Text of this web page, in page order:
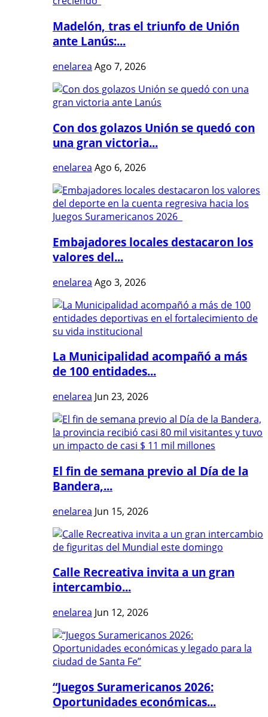
Madelón, tras el triunfo de Unión
ante Lanús:...
enelarea Ago 7, 2026
Con dos golazos Unión se quedó con
una gran victoria...
enelarea Ago 6, 2026
Embajadores locales destacaron los
valores del...
enelarea Ago 3, 2026
La Municipalidad acompañó a más
de 100 entidades...
enelarea Jun 23, 2026
El fin de semana previo al Día de la
Bandera,...
enelarea Jun 15, 2026
Calle Recreativa invita a un gran
intercambio...
enelarea Jun 12, 2026
“Juegos Suramericanos 2026:
Oportunidades económicas...